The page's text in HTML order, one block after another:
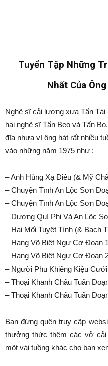
Tuyển Tập Những
Nhất Của
Nghệ sĩ cải lương xưa Tấn Tài
hai nghệ sĩ Tấn Beo và Tấn
đĩa nhựa vì ông hát rất nhiều
vào những năm 1975 như :
– Anh Hùng Xạ Điêu (& Mỹ
– Chuyện Tình An Lộc Sơn
– Chuyện Tình An Lộc Sơn
– Dương Quí Phi Và An Lộc
– Hai Mối Tuyệt Tình (& Bạch
– Hạng Võ Biệt Ngư Cơ Đoạn
– Hạng Võ Biệt Ngư Cơ Đoạn
– Người Phu Khiêng Kiệu
– Thoại Khanh Châu Tuấn
– Thoại Khanh Châu Tuấn
Bạn đừng quên truy cập
thưởng thức thêm các vở
một vài tuồng khác cho bạn